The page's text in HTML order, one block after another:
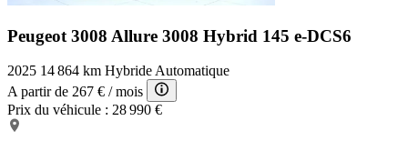
Peugeot 3008 Allure 3008 Hybrid 145 e-DCS6
2025 14 864 km Hybride Automatique
A partir de 267 € / mois
Prix du véhicule : 28 990 €